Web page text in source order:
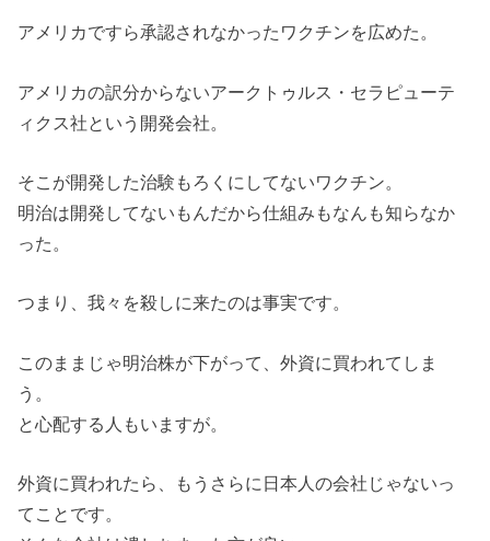
アメリカですら承認されなかったワクチンを広めた。
アメリカの訳分からないアークトゥルス・セラピューテ
ィクス社という開発会社。
そこが開発した治験もろくにしてないワクチン。
明治は開発してないもんだから仕組みもなんも知らなか
った。
つまり、我々を殺しに来たのは事実です。
このままじゃ明治株が下がって、外資に買われてしま
う。
と心配する人もいますが。
外資に買われたら、もうさらに日本人の会社じゃないっ
てことです。